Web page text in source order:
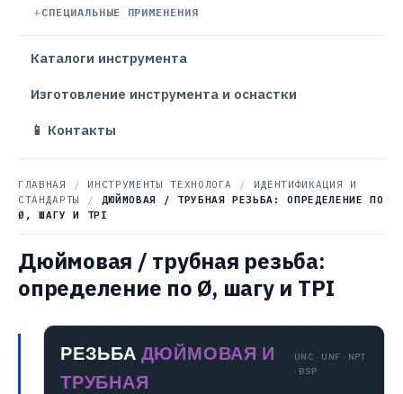
СПЕЦИАЛЬНЫЕ ПРИМЕНЕНИЯ
Каталоги инструмента
Изготовление инструмента и оснастки
📱 Контакты
ГЛАВНАЯ / ИНСТРУМЕНТЫ ТЕХНОЛОГА /
ИДЕНТИФИКАЦИЯ И
СТАНДАРТЫ
/
ДЮЙМОВАЯ / ТРУБНАЯ РЕЗЬБА: ОПРЕДЕЛЕНИЕ ПО
Ø, ШАГУ И TPI
Дюймовая / трубная резьба:
определение по Ø, шагу и TPI
РЕЗЬБА ДЮЙМОВАЯ И
ТРУБНАЯ
UNC · UNF · NPT
· BSP